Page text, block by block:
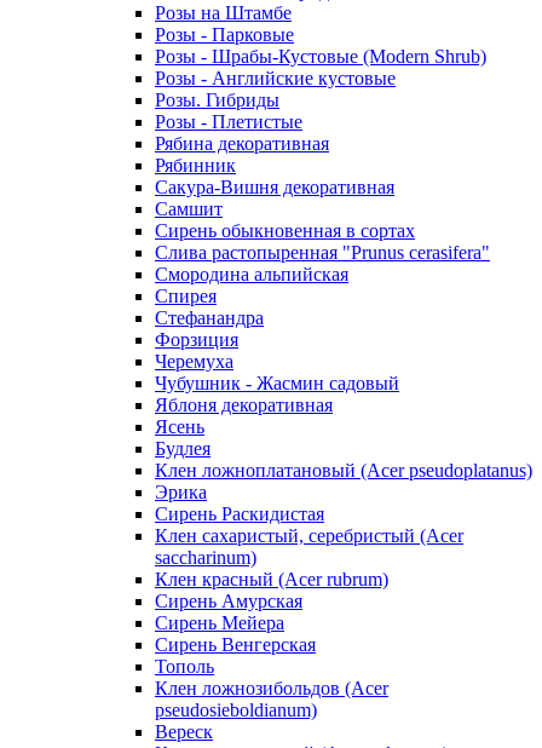
Розы на Штамбе
Розы - Парковые
Розы - Шрабы-Кустовые (Modern Shrub)
Розы - Английские кустовые
Розы. Гибриды
Розы - Плетистые
Рябина декоративная
Рябинник
Сакура-Вишня декоративная
Самшит
Сирень обыкновенная в сортах
Слива растопыренная "Prunus cerasifera"
Смородина альпийская
Спирея
Стефанандра
Форзиция
Черемуха
Чубушник - Жасмин садовый
Яблоня декоративная
Ясень
Будлея
Клен ложноплатановый (Acer pseudoplatanus)
Эрика
Сирень Раскидистая
Клен сахаристый, серебристый (Acer
saccharinum)
Клен красный (Acer rubrum)
Сирень Амурская
Сирень Мейера
Сирень Венгерская
Тополь
Клен ложнозибольдов (Acer
pseudosieboldianum)
Вереск